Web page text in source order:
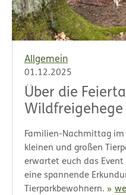
Allgemein
01.12.2025
Über die
Familien-Nachmittag
kleinen und großen
erwartet euch das
eine spannende
Tierparkbewohnern.